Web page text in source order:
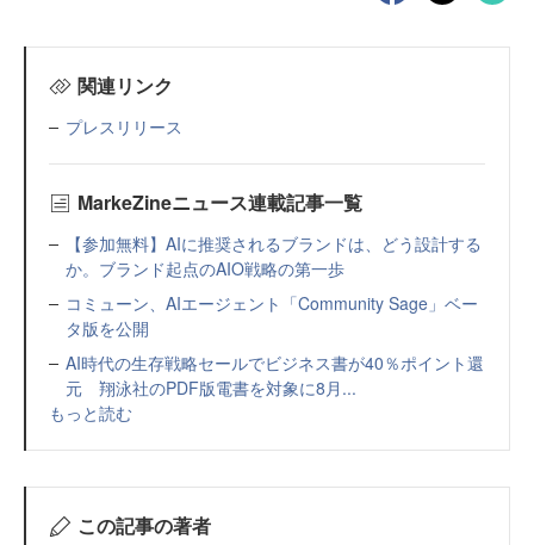
関連リンク
プレスリリース
MarkeZineニュース連載記事一覧
【参加無料】AIに推奨されるブランドは、どう設計する
か。ブランド起点のAIO戦略の第一歩
コミューン、AIエージェント「Community Sage」ベー
タ版を公開
AI時代の生存戦略セールでビジネス書が40％ポイント還
元 翔泳社のPDF版電書を対象に8月...
もっと読む
この記事の著者